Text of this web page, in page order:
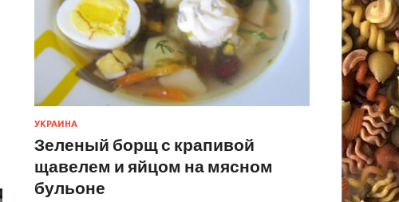
УКРАИНА
Зеленый борщ с крапивой
щавелем и яйцом на мясном
бульоне